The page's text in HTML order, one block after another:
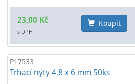
23,00 Kč
s DPH
Koupit
P17533
Trhací nýty 4,8 x 6 mm 50ks